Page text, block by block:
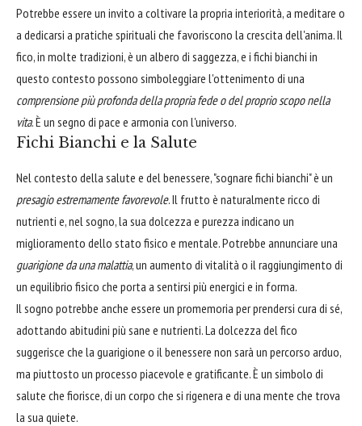
Potrebbe essere un invito a coltivare la propria interiorità, a meditare o
a dedicarsi a pratiche spirituali che favoriscono la crescita dell'anima. Il
fico, in molte tradizioni, è un albero di saggezza, e i fichi bianchi in
questo contesto possono simboleggiare l'ottenimento di una
comprensione più profonda della propria fede o del proprio scopo nella
vita. È un segno di pace e armonia con l'universo.
Fichi Bianchi e la Salute
Nel contesto della salute e del benessere, "sognare fichi bianchi" è un
presagio estremamente favorevole. Il frutto è naturalmente ricco di
nutrienti e, nel sogno, la sua dolcezza e purezza indicano un
miglioramento dello stato fisico e mentale. Potrebbe annunciare una
guarigione da una malattia, un aumento di vitalità o il raggiungimento di
un equilibrio fisico che porta a sentirsi più energici e in forma.
Il sogno potrebbe anche essere un promemoria per prendersi cura di sé,
adottando abitudini più sane e nutrienti. La dolcezza del fico
suggerisce che la guarigione o il benessere non sarà un percorso arduo,
ma piuttosto un processo piacevole e gratificante. È un simbolo di
salute che fiorisce, di un corpo che si rigenera e di una mente che trova
la sua quiete.